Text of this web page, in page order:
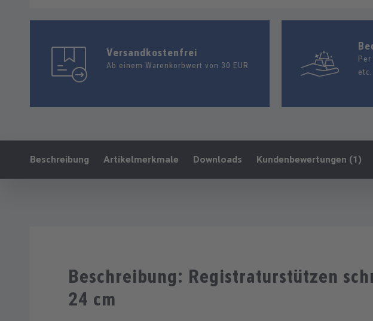
Versandkostenfrei
Ab einem Warenkorbwert von 30 EUR
etc.
Ankerlink:
Beschreibung Artikelmerkmale Downloads Kundenbewertungen (1)
Beschreibung: Registraturstützen
24 cm